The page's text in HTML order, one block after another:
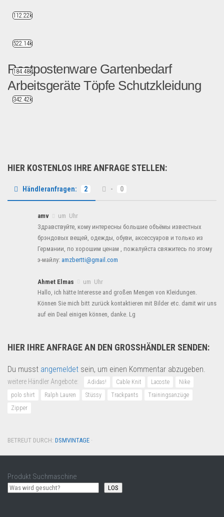
Restpostenware Gartenbedarf
Arbeitsgeräte Töpfe Schutzkleidung
HIER KOSTENLOS IHRE ANFRAGE STELLEN:
Händleranfragen: 2 - 0
amv
um Uhr
Здравствуйте, кому интересны большие объёмы известных
брэндовых вещей, одежды, обуви, аксессуаров и только из
Германии, по хорошим ценам , пожалуйста свяжитесь по этому
э-майлу: amzbertti@gmail.com
Ahmet Elmas
um Uhr
Hallo, ich hätte Interesse and großen Mengen von Kleidungen.
Können Sie mich bitt zurück kontaktieren mit Bilder etc. damit wir uns
auf ein Deal einigen können, danke. Lg
HIER IHRE ANFRAGE AN DEN GROSSHÄNDLER SENDEN:
Du musst angemeldet sein, um einen Kommentar abzugeben.
weitere Händler Angebote: Adidas! Cable Knit Lacoste
Nike
polo shirt
Ralph Lauren Stüssy Trackpants
Trainingsanzüge
Zipper
BETREUT DURCH: DSMVINTAGE ·
Produkt Suchmaschine
LOS
112.22k
522.14k
184.48k
342.42k